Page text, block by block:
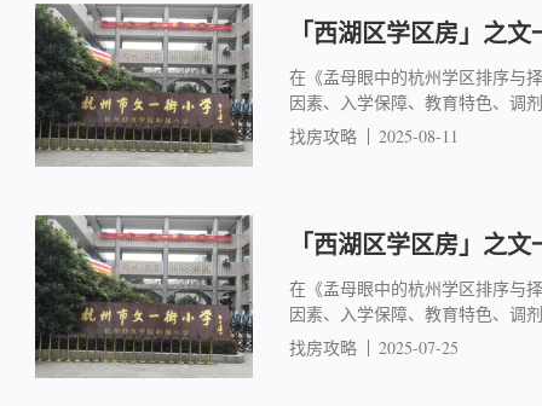
「西湖区学区房」之
在《孟母眼中的杭州学区排序与
因素、入学保障、教育特色、调
找房攻略
2025-08-11
「西湖区学区房」之
在《孟母眼中的杭州学区排序与
因素、入学保障、教育特色、调
找房攻略
2025-07-25